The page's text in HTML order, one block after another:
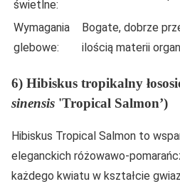
świetlne:
Wymagania
glebowe:
Bogate, dobrze
ilością materii
6) Hibiskus tropikalny
sinensis 'Tropical Salmon’)
Hibiskus Tropical Salmon to
eleganckich różowawo-
każdego kwiatu w kształcie